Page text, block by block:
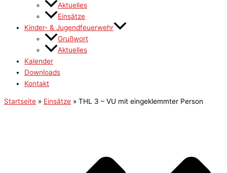
Aktuelles
Einsätze
Kinder- & Jugendfeuerwehr
Grußwort
Aktuelles
Kalender
Downloads
Kontakt
Startseite » Einsätze » THL 3 – VU mit eingeklemmter Person